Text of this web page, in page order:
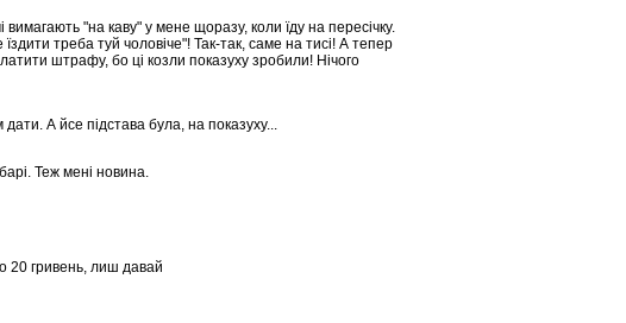
"на каву" у мене щоразу, коли їду на пересічку.
треба туй чоловіче"! Так-так, саме на тисі! А тепер
штрафу, бо ці козли показуху зробили! Нічого
дати. А йсе підстава була, на показуху...
Теж мені новина.
20 гривень, лиш давай